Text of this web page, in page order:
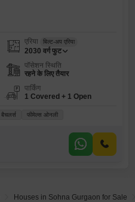
एरिया बिल्ट-अप एरिया
2030 वर्ग फुट
पॉसेशन स्थिति
रहने के लिए तैयार
पार्किंग
1 Covered + 1 Open
बैचलर्स फीमेल्स ओनली
Houses in Sohna Gurgaon for Sale